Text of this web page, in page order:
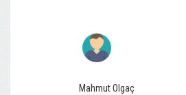
Mahmut Olgaç